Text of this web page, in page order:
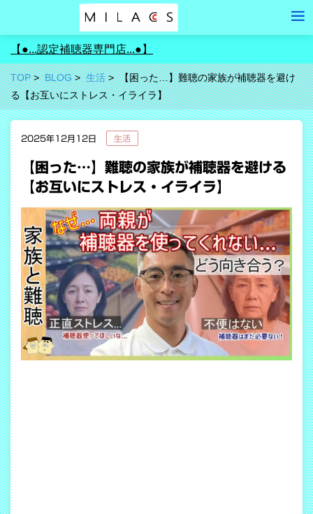
【●...認定補聴器専門店...●】
TOP BLOG 生活
【困った…】難聴の家族が補聴器を避け
る【お互いにストレス・イライラ】
2025年12月12日 生活
【困った…】難聴の家族が補聴器を避ける
【お互いにストレス・イライラ】